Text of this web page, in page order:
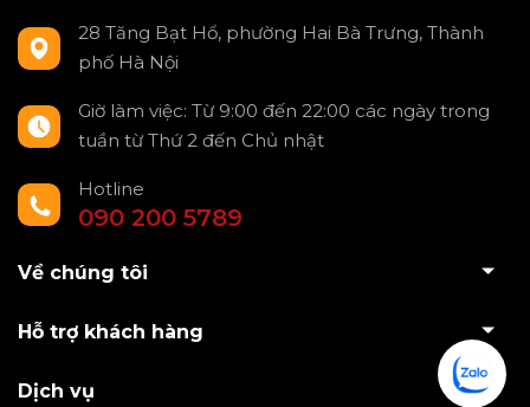
28 Tăng Bạt Hổ, phường Hai Bà Trưng, Thành
phố Hà Nội
Giờ làm việc: Từ 9:00 đến 22:00 các ngày trong
tuần từ Thứ 2 đến Chủ nhật
Hotline
090 200 5789
Về chúng tôi
Hỗ trợ khách hàng
Dịch vụ